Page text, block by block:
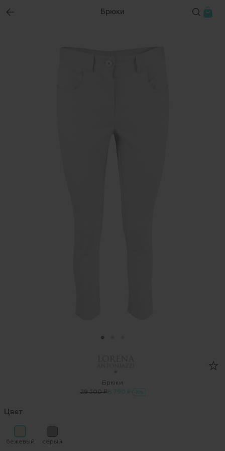
Брюки
Брюки
29 300 ₽8 790 ₽ -70%
Цвет
бежевый серый